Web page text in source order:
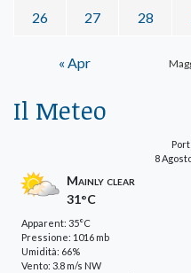
26 27 28
« Apr
Il Meteo
8
Mainly clear
31°C
Apparent: 35°C
Pressione: 1016 mb
Umidità: 66%
Vento: 3.8 m/s NW